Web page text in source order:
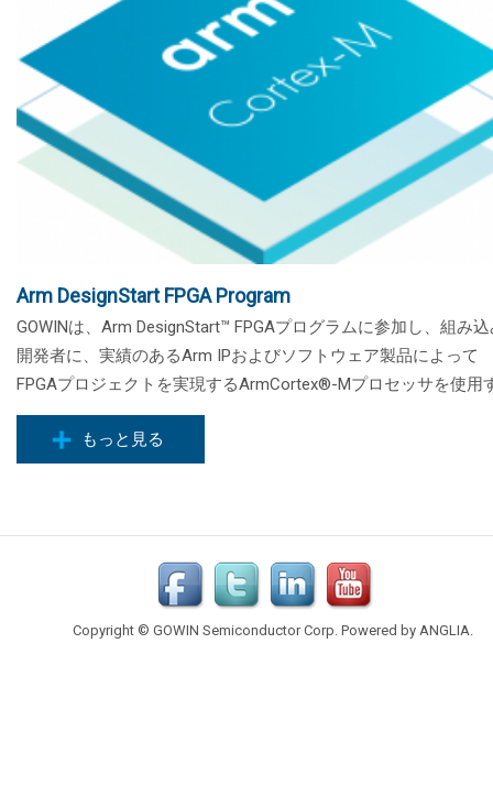
Arm DesignStart FPGA Program
GOWINは、Arm DesignStart™ FPGAプログラムに参加し、組み
開発者に、実績のあるArm IPおよびソフトウェア製品によって
FPGAプロジェクトを実現するArmCortex®-Mプロセッサを使用
もっと見る
Copyright © GOWIN Semiconductor Corp. Powered by ANGLIA